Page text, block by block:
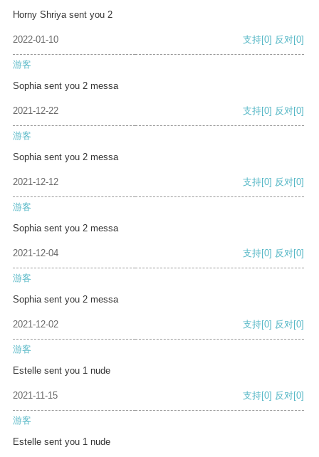
Horny Shriya sent you 2
2022-01-10 支持[0] 反对[0]
游客
Sophia sent you 2 messa
2021-12-22 支持[0] 反对[0]
游客
Sophia sent you 2 messa
2021-12-12 支持[0] 反对[0]
游客
Sophia sent you 2 messa
2021-12-04 支持[0] 反对[0]
游客
Sophia sent you 2 messa
2021-12-02 支持[0] 反对[0]
游客
Estelle sent you 1 nude
2021-11-15 支持[0] 反对[0]
游客
Estelle sent you 1 nude